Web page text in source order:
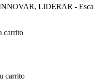
carrito
carrito